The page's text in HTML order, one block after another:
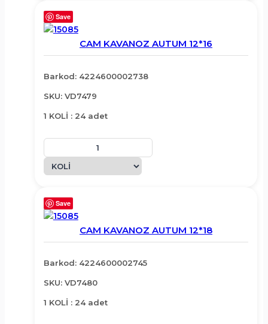
Save
CAM KAVANOZ AUTUM 12*16
Barkod: 4224600002738
SKU: VD7479
1 KOLİ : 24 adet
Save
CAM KAVANOZ AUTUM 12*18
Barkod: 4224600002745
SKU: VD7480
1 KOLİ : 24 adet